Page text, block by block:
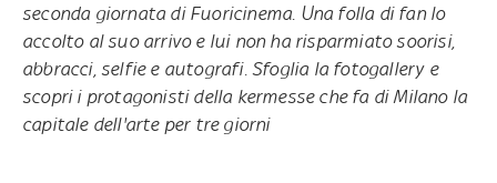
seconda giornata di Fuoricinema. Una folla di fan lo
accolto al suo arrivo e lui non ha risparmiato soorisi,
abbracci, selfie e autografi. Sfoglia la fotogallery e
scopri i protagonisti della kermesse che fa di Milano la
capitale dell'arte per tre giorni